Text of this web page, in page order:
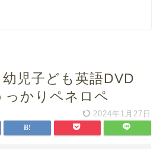
幼児子ども英語DVD
っかりペネロペ
2024年1月27日